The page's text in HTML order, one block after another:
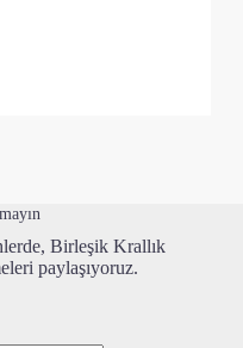
Birleşik Krallık
paylaşıyoruz.